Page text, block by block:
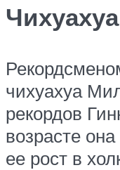
чихуахуа
рекордов
возрасте
ее рост в